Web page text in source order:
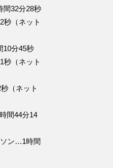
間32分28秒
秒（ネット
10分45秒
秒（ネット
（ネット
間44分14
ソン…1時間